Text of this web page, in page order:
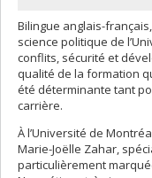
Bilingue anglais-
science politique de
conflits, sécurité et
qualité de la formation
été déterminante tant
carrière.
À l’Université de
Marie-Joëlle Zahar,
particulièrement